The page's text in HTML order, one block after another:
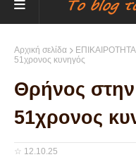
Αρχική σελίδα ΕΠΙΚΑΙΡΟΤΗΤΑ
51χρονος κυνηγός
Θρήνος
51χρονος
☆ 12.10.25